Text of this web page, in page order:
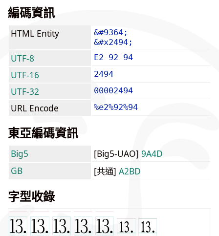
編碼資訊
HTML Entity
&#9364;
&#x2494;
UTF-8 E2 92 94
UTF-16 2494
UTF-32 00002494
URL Encode %e2%92%94
東亞編碼資訊
Big5 [Big5-UAO] 9A4D
GB
[共通] A2BD
字型收錄